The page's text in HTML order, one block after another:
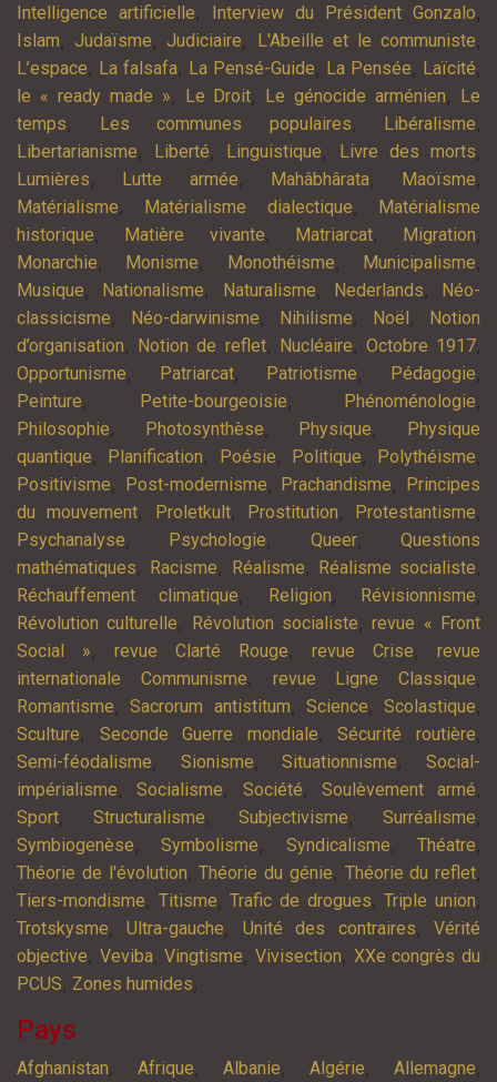
Intelligence artificielle, Interview du Président Gonzalo,
Islam, Judaïsme, Judiciaire, L'Abeille et le communiste,
L’espace, La falsafa, La Pensé-Guide, La Pensée, Laïcité,
le « ready made », Le Droit, Le génocide arménien,
Le
temps, Les communes populaires, Libéralisme,
Libertarianisme, Liberté, Linguistique, Livre des morts,
Lumières, Lutte armée, Mahâbhârata, Maoïsme,
Matérialisme, Matérialisme dialectique,
Matérialisme
historique, Matière vivante, Matriarcat, Migration,
Monarchie, Monisme, Monothéisme, Municipalisme,
Musique, Nationalisme, Naturalisme, Nederlands,
Néo-
classicisme, Néo-darwinisme, Nihilisme, Noël ,
Notion
d’organisation, Notion de reflet, Nucléaire, Octobre 1917,
Opportunisme, Patriarcat, Patriotisme, Pédagogie,
Peinture, Petite-bourgeoisie, Phénoménologie,
Philosophie, Photosynthèse, Physique,
Physique
quantique, Planification, Poésie, Politique, Polythéisme,
Positivisme, Post-modernisme, Prachandisme,
Principes
du mouvement, Proletkult, Prostitution, Protestantisme,
Psychanalyse, Psychologie, Queer,Questions
mathématiques, Racisme, Réalisme, Réalisme socialiste,
Réchauffement climatique, Religion, Révisionnisme,
Révolution culturelle, Révolution socialiste,revue « Front
Social », revue Clarté Rouge, revue Crise, revue
internationale Communisme, revue Ligne Classique,
Romantisme,Sacrorum antistitum, Science, Scolastique,
Sculture, Seconde Guerre mondiale,Sécurité routière,
Semi-féodalisme, Sionisme,Situationnisme,Social-
impérialisme,Socialisme, Société, Soulèvement armé,
Sport, Structuralisme,Subjectivisme,Surréalisme,
Symbiogenèse,Symbolisme, Syndicalisme,Théatre,
Théorie de l'évolution,Théorie du génie, Théorie du reflet,
Tiers-mondisme, Titisme,Trafic de drogues,Triple union,
Trotskysme,Ultra-gauche, Unité des contraires,Vérité
objective, Veviba,Vingtisme,Vivisection, XXe congrès du
PCUS, Zones humides,
Pays
Afghanistan, Afrique, Albanie, Algérie, Allemagne,